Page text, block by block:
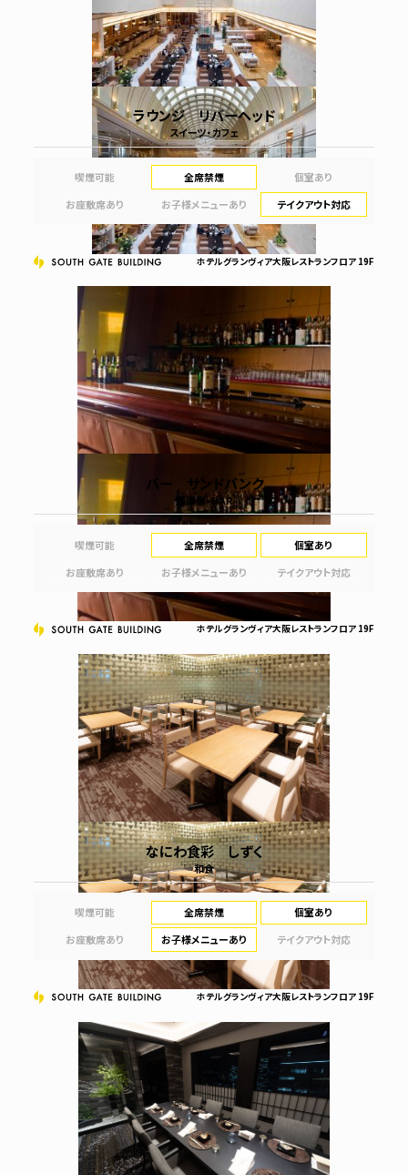
ラウンジ リバーヘッド
スイーツ・カフェ
喫煙可能 全席禁煙
個室あり
お座敷席あり
お子様メニューあり テイクアウト対応
ホテルグランヴィア大阪レストランフロア 19F
バー サンドバンク
居酒屋・BAR
喫煙可能 全席禁煙
個室あり
お座敷席あり
お子様メニューあり テイクアウト対応
ホテルグランヴィア大阪レストランフロア 19F
なにわ食彩 しずく
和食
喫煙可能 全席禁煙
個室あり
お座敷席あり
お子様メニューあり テイクアウト対応
ホテルグランヴィア大阪レストランフロア 19F